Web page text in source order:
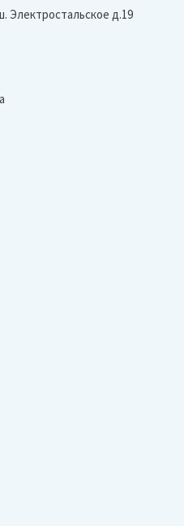
Электростальское д.19